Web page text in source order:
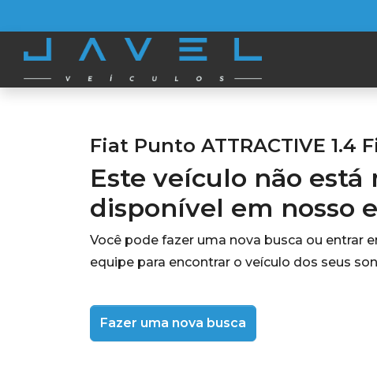
Fiat Punto ATTRACTIVE 1.4
Este veículo não está
disponível em nosso
Você pode fazer uma nova busca ou entrar
equipe para encontrar o veículo dos seus
Fazer uma nova busca